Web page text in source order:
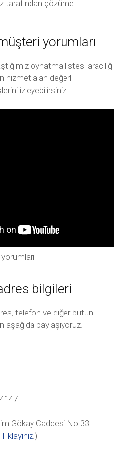
tarafından çözüme
yorumları
oynatma listesi aracılığı
hizmet alan değerli
izleyebilirsiniz.
bilgileri
telefon ve diğer bütün
aşağıda paylaşıyoruz.
Gökay Caddesi No:33
.)